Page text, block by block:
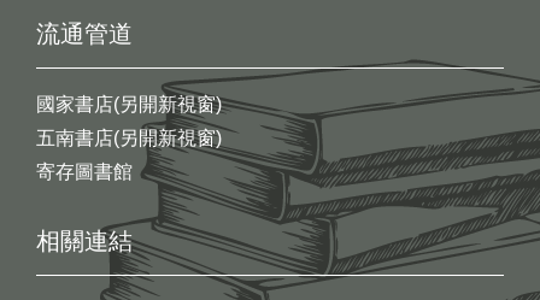
流通管道
國家書店(另開新視窗)
五南書店(另開新視窗)
寄存圖書館
相關連結